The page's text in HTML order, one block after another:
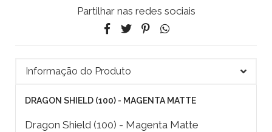
Partilhar nas redes sociais
Informação do Produto
DRAGON SHIELD (100) - MAGENTA MATTE
Dragon Shield (100) - Magenta Matte